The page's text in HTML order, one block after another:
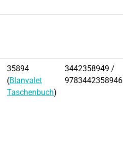
35894
(Blanvalet
Taschenbuch)
3442358949 /
9783442358946